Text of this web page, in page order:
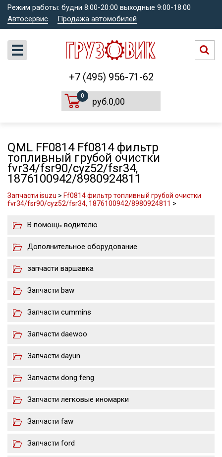
Режим работы: будни 8:00-20:00 выходные 9:00-18:00
Автосервис
Продажа автомобилей
+7 (495) 956-71-62
0
руб.0,00
QML FF0814 Ff0814 фильтр
топливный грубой очистки
fvr34/fsr90/cyz52/fsr34,
1876100942/8980924811
Запчасти isuzu > Ff0814 фильтр топливный грубой очистки
fvr34/fsr90/cyz52/fsr34, 1876100942/8980924811 >
В помощь водителю
Дополнительное оборудование
запчасти варшавка
Запчасти baw
Запчасти cummins
Запчасти daewoo
Запчасти dayun
Запчасти dong feng
Запчасти легковые иномарки
Запчасти faw
Запчасти ford